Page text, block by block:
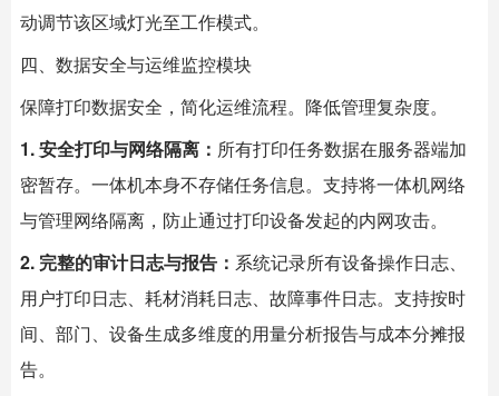
动调节该区域灯光至工作模式。
四、数据安全与运维监控模块
保障打印数据安全，简化运维流程。降低管理复杂度。
1. 安全打印与网络隔离： 所有打印任务数据在服务器端加
密暂存。一体机本身不存储任务信息。支持将一体机网络
与管理网络隔离，防止通过打印设备发起的内网攻击。
2. 完整的审计日志与报告： 系统记录所有设备操作日志、
用户打印日志、耗材消耗日志、故障事件日志。支持按时
间、部门、设备生成多维度的用量分析报告与成本分摊报
告。